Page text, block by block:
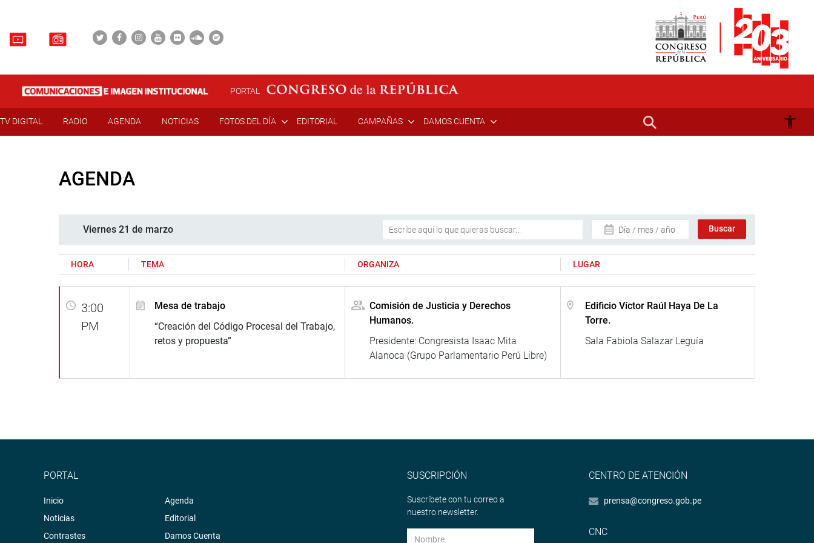
PORTAL
TV DIGITAL RADIO AGENDA NOTICIAS FOTOS DEL DÍA EDITORIAL CAMPAÑAS DAMOS CUENTA
AGENDA
Viernes 21 de marzo Día / mes / año
HORA TEMA ORGANIZA LUGAR
3:00
PM
Mesa de trabajo
“Creación del Código Procesal del Trabajo,
retos y propuesta”
Comisión de Justicia y Derechos
Humanos.
Presidente: Congresista Isaac Mita
Alanoca (Grupo Parlamentario Perú Libre)
Edificio Víctor Raúl Haya De La
Torre.
Sala Fabiola Salazar Leguía
PORTAL
Inicio
Noticias
Contrastes
Agenda
Editorial
Damos Cuenta
SUSCRIPCIÓN
Suscríbete con tu correo a
nuestro newsletter.
CENTRO DE ATENCIÓN
prensa@congreso.gob.pe
CNC